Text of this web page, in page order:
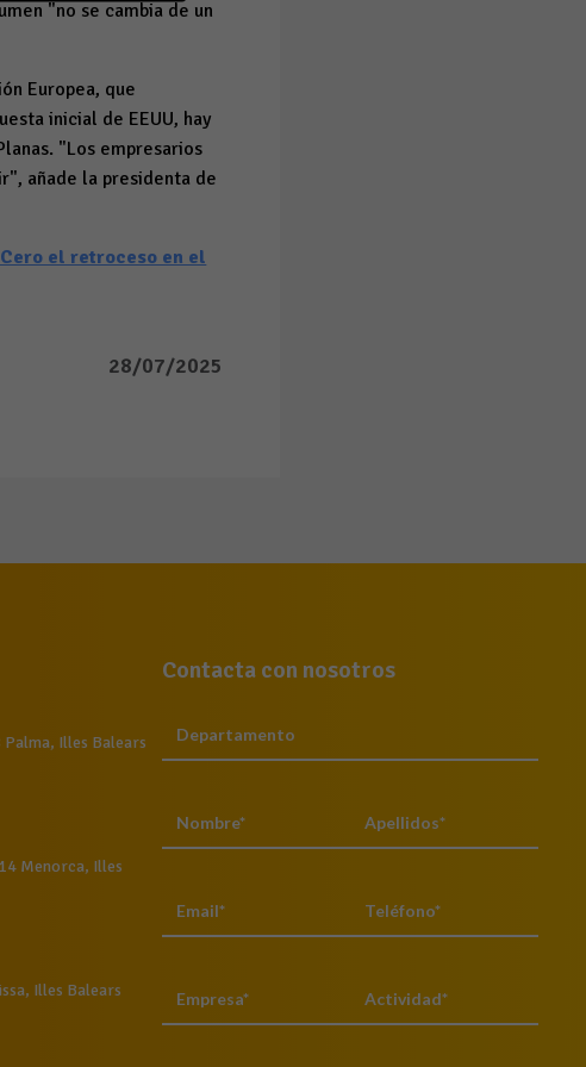
"no se cambia de un
Europea, que
inicial de EEUU, hay
"Los empresarios
añade la presidenta de
Cero el retroceso en el
28/07/2025
Illes Balears
Menorca, Illes
Illes Balears
Contacta con nosotros